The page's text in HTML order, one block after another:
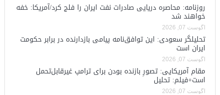
روزنامه: محاصره دریایی صادرات نفت ایران را فلج کرد/آمریکا: خفه
خواهند شد
آگوست 07, 2026
تحلیلگر سعودی: این توافق‌نامه پیامی بازدارنده در برابر حکومت
ایران است
آگوست 07, 2026
مقام آمریکایی: تصورِ بازنده بودن برای ترامپ غیرقابل‌تحمل
است+فیلم: تحلیل
آگوست 07, 2026